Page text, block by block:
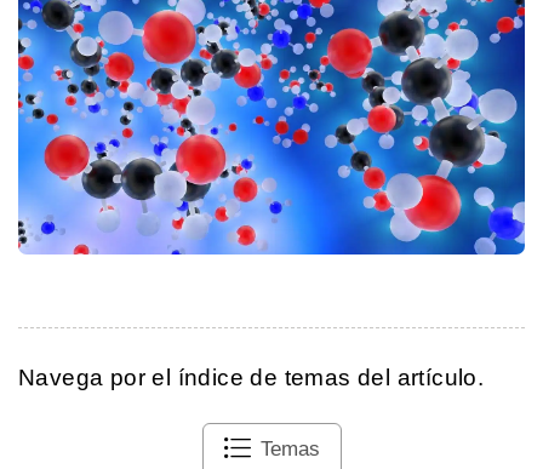
Navega por el índice de temas del artículo.
Temas